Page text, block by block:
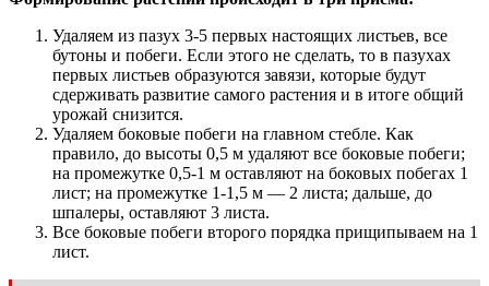
Удаляем из пазух 3-5 первых настоящих листьев, все
бутоны и побеги. Если этого не сделать, то в пазухах
первых листьев образуются завязи, которые будут
сдерживать развитие самого растения и в итоге общий
урожай снизится.
Удаляем боковые побеги на главном стебле. Как
правило, до высоты 0,5 м удаляют все боковые побеги;
на промежутке 0,5-1 м оставляют на боковых побегах 1
лист; на промежутке 1-1,5 м — 2 листа; дальше, до
шпалеры, оставляют 3 листа.
Все боковые побеги второго порядка прищипываем на 1
лист.